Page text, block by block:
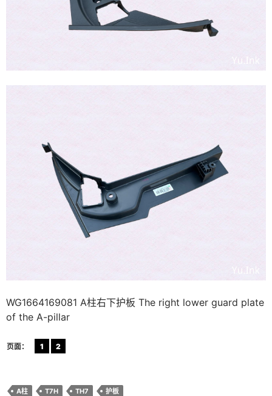
WG1664169081 A柱右下护板 The right lower guard plate
of the A-pillar
页面： 1 2
A柱 T7H TH7 护板